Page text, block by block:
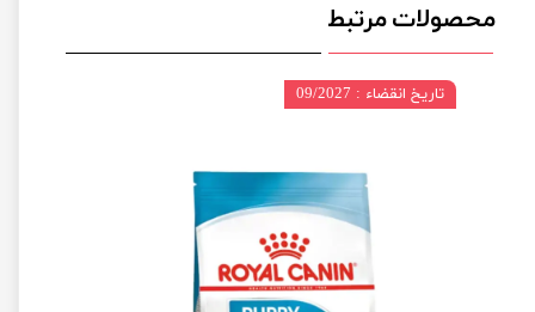
محصولات مرتبط
تاریخ انقضاء : 09/2027